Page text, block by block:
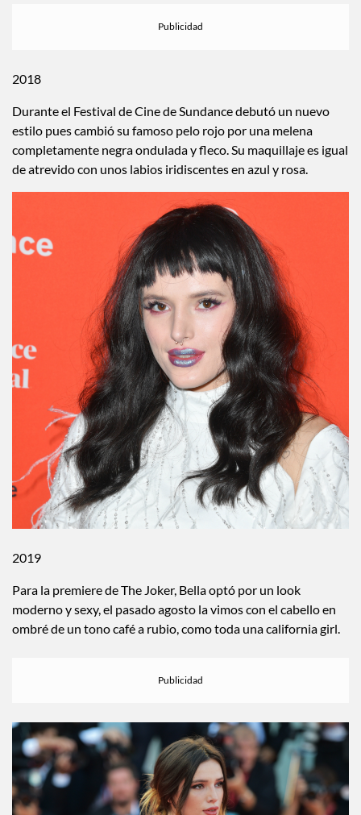
2018
Durante el Festival de Cine de Sundance debutó un nuevo
estilo pues cambió su famoso pelo rojo por una melena
completamente negra ondulada y fleco. Su maquillaje es igual
de atrevido con unos labios iridiscentes en azul y rosa.
2019
Para la premiere de The Joker, Bella optó por un look
moderno y sexy, el pasado agosto la vimos con el cabello en
ombré de un tono café a rubio, como toda una california girl.